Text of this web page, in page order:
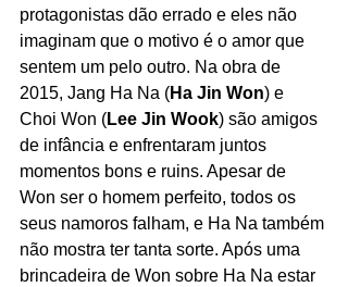
protagonistas dão errado e eles não
imaginam que o motivo é o amor que
sentem um pelo outro. Na obra de
2015, Jang Ha Na (Ha Jin Won) e
Choi Won (Lee Jin Wook) são amigos
de infância e enfrentaram juntos
momentos bons e ruins. Apesar de
Won ser o homem perfeito, todos os
seus namoros falham, e Ha Na também
não mostra ter tanta sorte. Após uma
brincadeira de Won sobre Ha Na estar